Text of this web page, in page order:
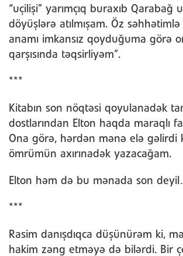
“uçilişi” yarımçıq buraxıb Qarabağ
döyüşlərə atılmışam. Öz
anamı imkansız qoyduğuma görə
qarşısında təqsirliyəm”.
***
Kitabın son nöqtəsi qoyulanadək
dostlarından Elton haqda maraqlı
Ona görə, hərdən mənə elə gəlirdi
ömrümün axırınadək yazacağam.
Elton həm də bu mənada son
***
Rasim danışdıqca düşünürəm ki,
hakim zəng etməyə də bilərdi. Bir